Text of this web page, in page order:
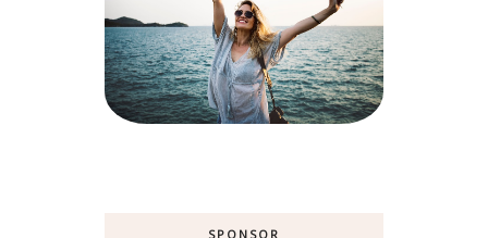
SPONSOR